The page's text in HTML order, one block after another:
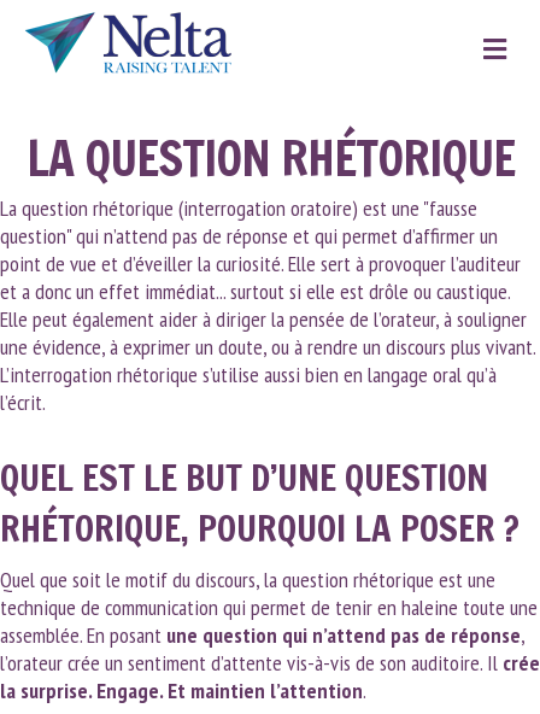
LA QUESTION RHÉTORIQUE
La question rhétorique (interrogation oratoire) est une "fausse
question" qui n’attend pas de réponse et qui permet d’affirmer un
point de vue et d’éveiller la curiosité. Elle sert à provoquer l’auditeur
et a donc un effet immédiat... surtout si elle est drôle ou caustique.
Elle peut également aider à diriger la pensée de l’orateur, à souligner
une évidence, à exprimer un doute, ou à rendre un discours plus vivant.
L’interrogation rhétorique s’utilise aussi bien en langage oral qu’à
l’écrit.
QUEL EST LE BUT D’UNE QUESTION
RHÉTORIQUE, POURQUOI LA POSER ?
Quel que soit le motif du discours, la question rhétorique est une
technique de communication qui permet de tenir en haleine toute une
assemblée. En posant une question qui n’attend pas de réponse,
l’orateur crée un sentiment d’attente vis-à-vis de son auditoire. Il crée
la surprise. Engage. Et maintien l’attention.